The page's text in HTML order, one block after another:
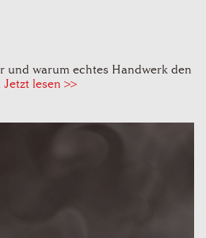
und warum echtes Handwerk den
Jetzt lesen >>